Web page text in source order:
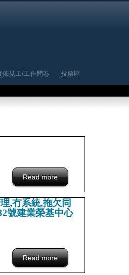
發佈見工/工作問卷 投票區
Read moreabout /blacklist/
,冇系統,拖欠同
號建業榮基中心
Read more
hongkong-